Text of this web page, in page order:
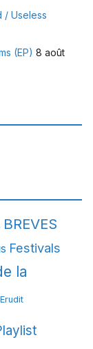
/ Useless
(EP) 8 août
BREVES
Festivals
la